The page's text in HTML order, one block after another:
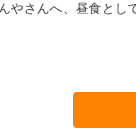
やさんへ、昼食とし